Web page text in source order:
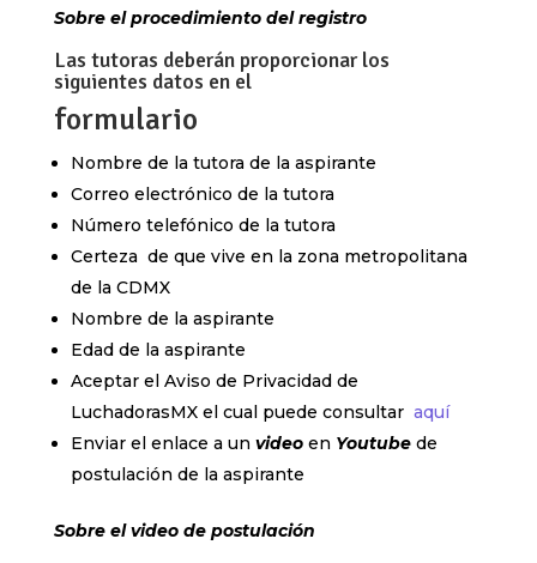
Sobre el procedimiento del registro
Las tutoras deberán proporcionar los
siguientes datos en el
formulario
Nombre de la tutora de la aspirante
Correo electrónico de la tutora
Número telefónico de la tutora
Certeza de que vive en la zona metropolitana
de la CDMX
Nombre de la aspirante
Edad de la aspirante
Aceptar el Aviso de Privacidad de
LuchadorasMX el cual puede consultar aquí
Enviar el enlace a un video en Youtubede
postulación de la aspirante
Sobre el video de postulación